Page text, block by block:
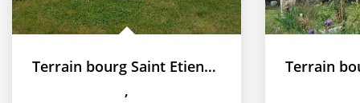
Terrain bourg Saint Etienne De Mer Morte 346 m2
,